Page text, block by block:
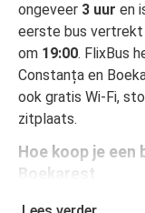
ongeveer 3 uur en
eerste bus
om 19:00. FlixBus
Constanța en
ook gratis Wi-Fi,
zitplaats.
Hoe koop je
Boekarest
Een busticket